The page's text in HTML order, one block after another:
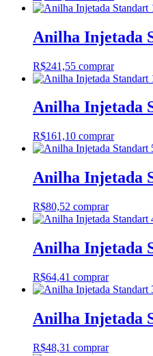
Anilha Injetada
R$241,55 comprar
Anilha Injetada
R$161,10 comprar
Anilha Injetada
R$80,52 comprar
Anilha Injetada
R$64,41 comprar
Anilha Injetada
R$48,31 comprar